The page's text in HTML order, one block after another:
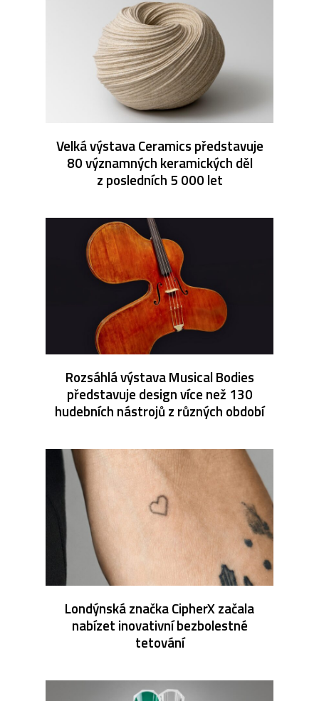
Velká výstava Ceramics představuje
80 významných keramických děl
z posledních 5 000 let
Rozsáhlá výstava Musical Bodies
představuje design více než 130
hudebních nástrojů z různých období
Londýnská značka CipherX začala
nabízet inovativní bezbolestné
tetování